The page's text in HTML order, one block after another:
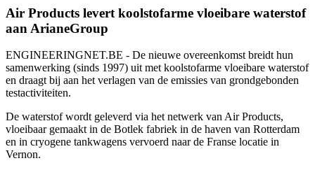
Air Products levert koolstofarme vloeibare waterstof
aan ArianeGroup
ENGINEERINGNET.BE - De nieuwe overeenkomst breidt hun
samenwerking (sinds 1997) uit met koolstofarme vloeibare waterstof
en draagt bij aan het verlagen van de emissies van grondgebonden
testactiviteiten.
De waterstof wordt geleverd via het netwerk van Air Products,
vloeibaar gemaakt in de Botlek fabriek in de haven van Rotterdam
en in cryogene tankwagens vervoerd naar de Franse locatie in
Vernon.